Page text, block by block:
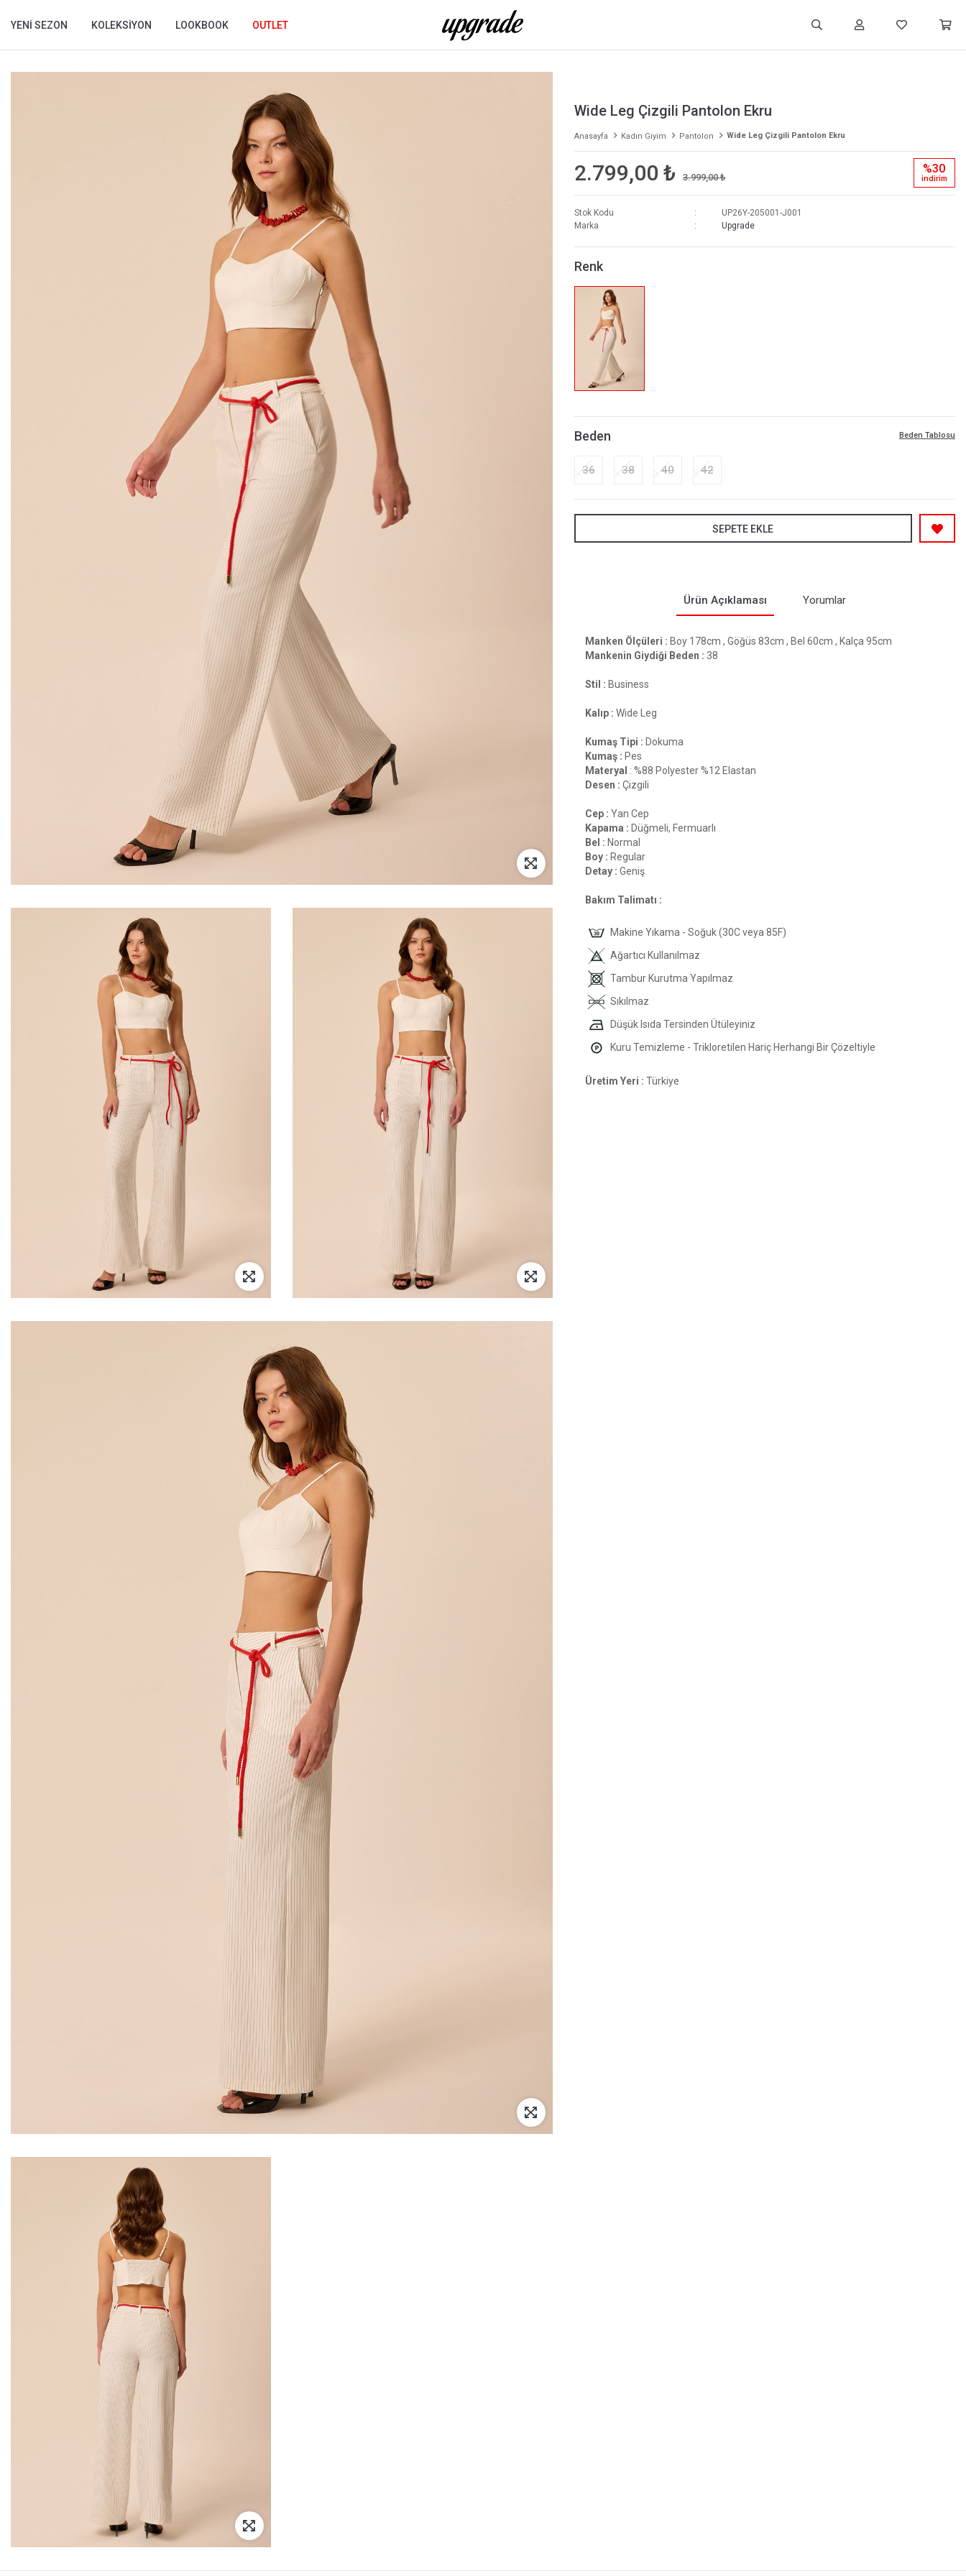
YENI SEZON KOLEKSIYON LOOKBOOK OUTLET
Wide Leg Çizgili Pantolon Ekru
Anasayfa Kadın Giyim Pantolon Wide Leg Çizgili Pantolon Ekru
2.799,00 ₺ 3.999,00 ₺
%30
i̇ndi̇ri̇m
Stok Kodu
UP26Y-205001-J001
Marka
Upgrade
Renk
Beden Tablosu
Beden
36 38 40 42
SEPETE EKLE
Ürün Açıklaması Yorumlar
Manken Ölçüleri : Boy 178cm , Göğüs 83cm , Bel 60cm , Kalça 95cm
Mankenin Giydiği Beden : 38
Stil : Business
Kalıp : Wide Leg
Kumaş Tipi : Dokuma
Kumaş : Pes
Materyal : %88 Polyester %12 Elastan
Desen : Çizgili
Cep : Yan Cep
Kapama : Düğmeli, Fermuarlı
Bel : Normal
Boy : Regular
Detay : Geniş
Bakım Talimatı :
Makine Yıkama - Soğuk (30C veya 85F)
Ağartıcı Kullanılmaz
Tambur Kurutma Yapılmaz
Sıkılmaz
Düşük Isıda Tersinden Ütüleyiniz
Kuru Temizleme - Trikloretilen Hariç Herhangi Bir Çözeltiyle
Üretim Yeri : Türkiye